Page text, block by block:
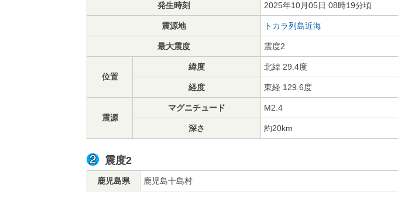
発生時刻 2025年10月05日 08時19分頃
震源地 トカラ列島近海
最大震度 震度2
位置
緯度 北緯 29.4度
経度 東経 129.6度
震源
マグニチュード M2.4
深さ 約20km
震度2
鹿児島県 鹿児島十島村